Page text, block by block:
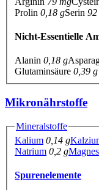
Prolin 0,18 gSerin 92
Nicht-Essentielle
Alanin 0,18 g
Glutaminsäure 0,39 g
Mikronährstoffe
Mineralstoffe
Kalium 0,14 g
Natrium 0,2 g
Spurenelemente